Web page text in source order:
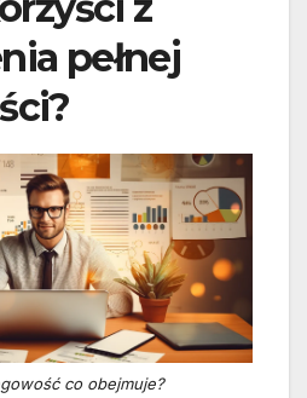
pełnej
co obejmuje?